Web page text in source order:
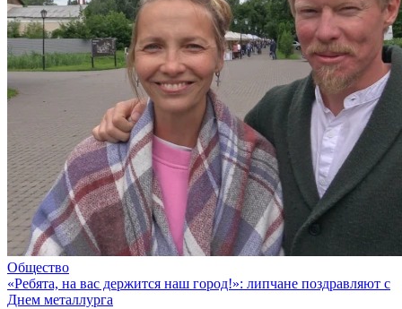
Общество
«Ребята, на вас держится наш город!»: липчане поздравляют с
Днем металлурга